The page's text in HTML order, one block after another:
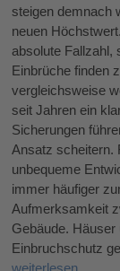
steigen demnach
neuen
absolute Fallzahl,
Einbrüche finden
vergleichsweise
seit Jahren ein
Sicherungen
Ansatz scheitern.
unbequeme
immer häufiger
Aufmerksamkeit
Gebäude.
Einbruchschutz
weiterlesen